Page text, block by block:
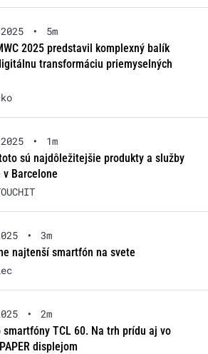
•
5m
2025 predstavil komplexný balík
transformáciu priemyselných
•
1m
sú najdôležitejšie produkty a služby
Barcelone
•
3m
najtenší smartfón na svete
•
2m
smartfóny TCL 60. Na trh prídu aj vo
displejom